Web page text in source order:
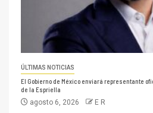
ÚLTIMAS NOTICIAS
El Gobierno de México enviará representante
de la Espriella
agosto 6, 2026 E R